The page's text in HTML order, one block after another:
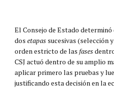
El Consejo de Estado determinó
dos etapas sucesivas (selección
orden estricto de las fases
CSJ actuó dentro de su amplio
aplicar primero las pruebas y
justificando esta decisión en la